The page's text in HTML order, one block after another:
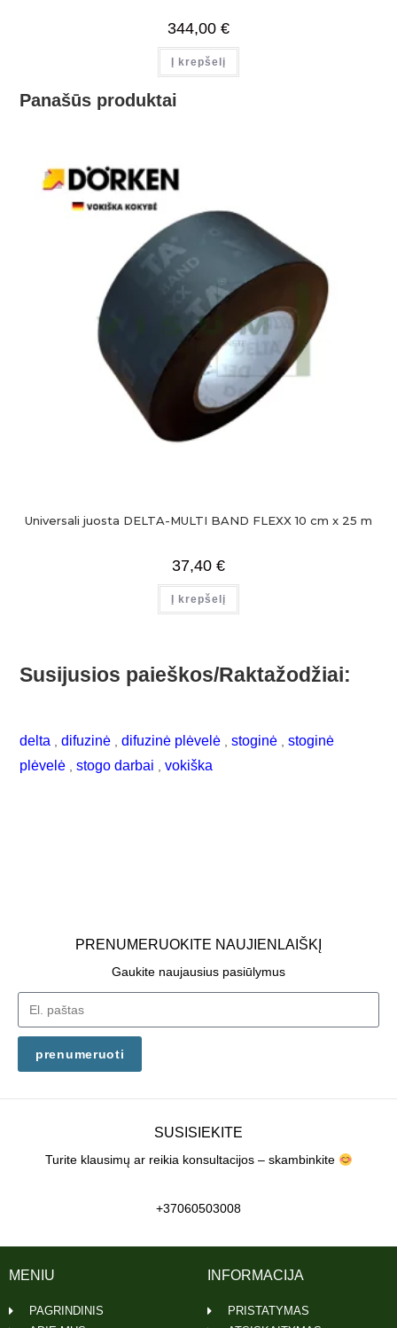
344,00 €
Į krepšelį
Panašūs produktai
Universali juosta DELTA-MULTI BAND FLEXX 10 cm x 25 m
37,40 €
Į krepšelį
Susijusios paieškos/Raktažodžiai:
delta ,difuzinė ,difuzinė plėvelė ,stoginė ,stoginė
plėvelė ,stogo darbai ,vokiška
PRENUMERUOKITE NAUJIENLAIŠKĮ
Gaukite naujausius pasiūlymus
prenumeruoti
SUSISIEKITE
Turite klausimų ar reikia konsultacijos – skambinkite
+37060503008
INFORMACIJA
PRISTATYMAS
MENIU
PAGRINDINIS